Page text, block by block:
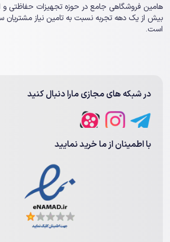
هامین فروشگاهی جامع در حوزه تجهیزات حفاظتی و
بیش از یک ‏دهه تجربه نسبت به تامین نیاز مشتریان
است.
در شبکه های مجازی مارا دنبال کنید
با اطمینان از ما خرید نمایید